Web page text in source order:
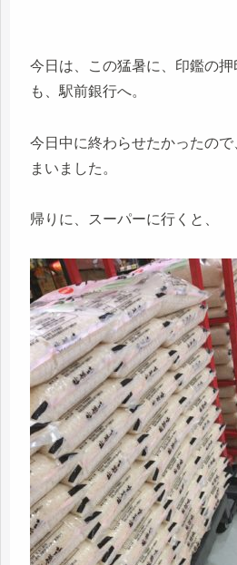
今日は、この猛暑に、印鑑の
も、駅前銀行へ。
今日中に終わらせたかったの
まいました。
帰りに、スーパーに行くと、